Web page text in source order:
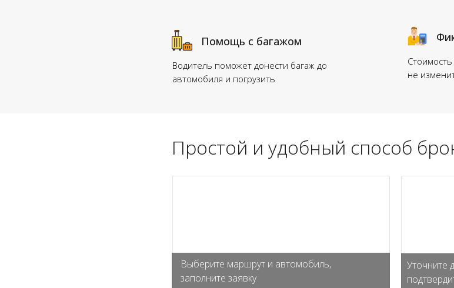
Водитель поможет донести багаж до
автомобиля и погрузить
Помощь с багажом
не
Простой и удобный способ
Выберите маршрут и автомобиль,
заполните заявку
Уточните